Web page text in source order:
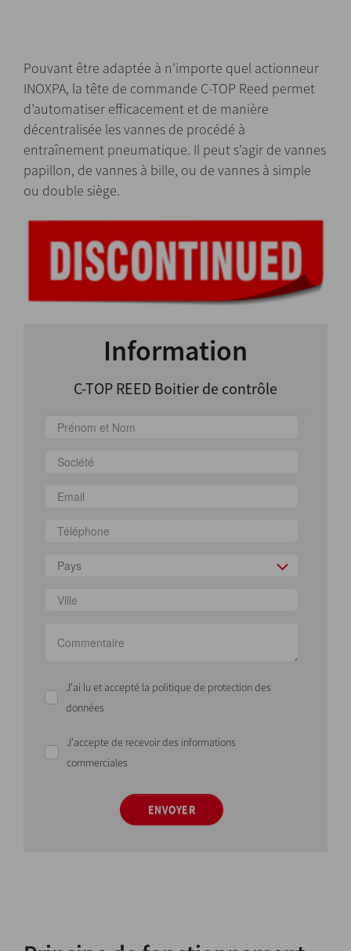
Pouvant être adaptée à n’importe quel actionneur
INOXPA, la tête de commande C-TOP Reed permet
d’automatiser efficacement et de manière
décentralisée les vannes de procédé à
entraînement pneumatique. Il peut s’agir de vannes
papillon, de vannes à bille, ou de vannes à simple
ou double siège.
Information
C-TOP REED Boitier de contrôle
Pays
J'ai lu et accepté la politique de protection des
données
J'accepte de recevoir des informations
commerciales
ENVOYER